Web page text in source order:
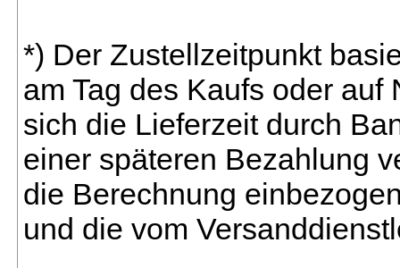
*) Der Zustellzeitpunkt
am Tag des Kaufs oder
sich die Lieferzeit durch
einer späteren Bezahlung
die Berechnung
und die vom